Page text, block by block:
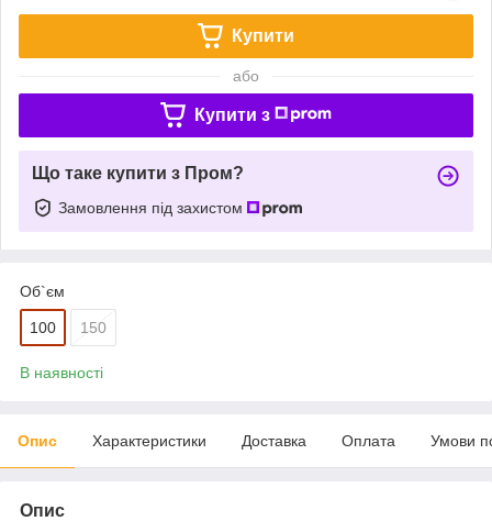
Купити
або
Купити з
Що таке купити з Пром?
Замовлення під захистом
Об`єм
100 150
В наявності
Опис Характеристики Доставка Оплата Умови
Опис